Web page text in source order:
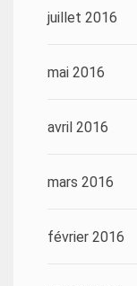
juillet 2016
mai 2016
avril 2016
mars 2016
février 2016